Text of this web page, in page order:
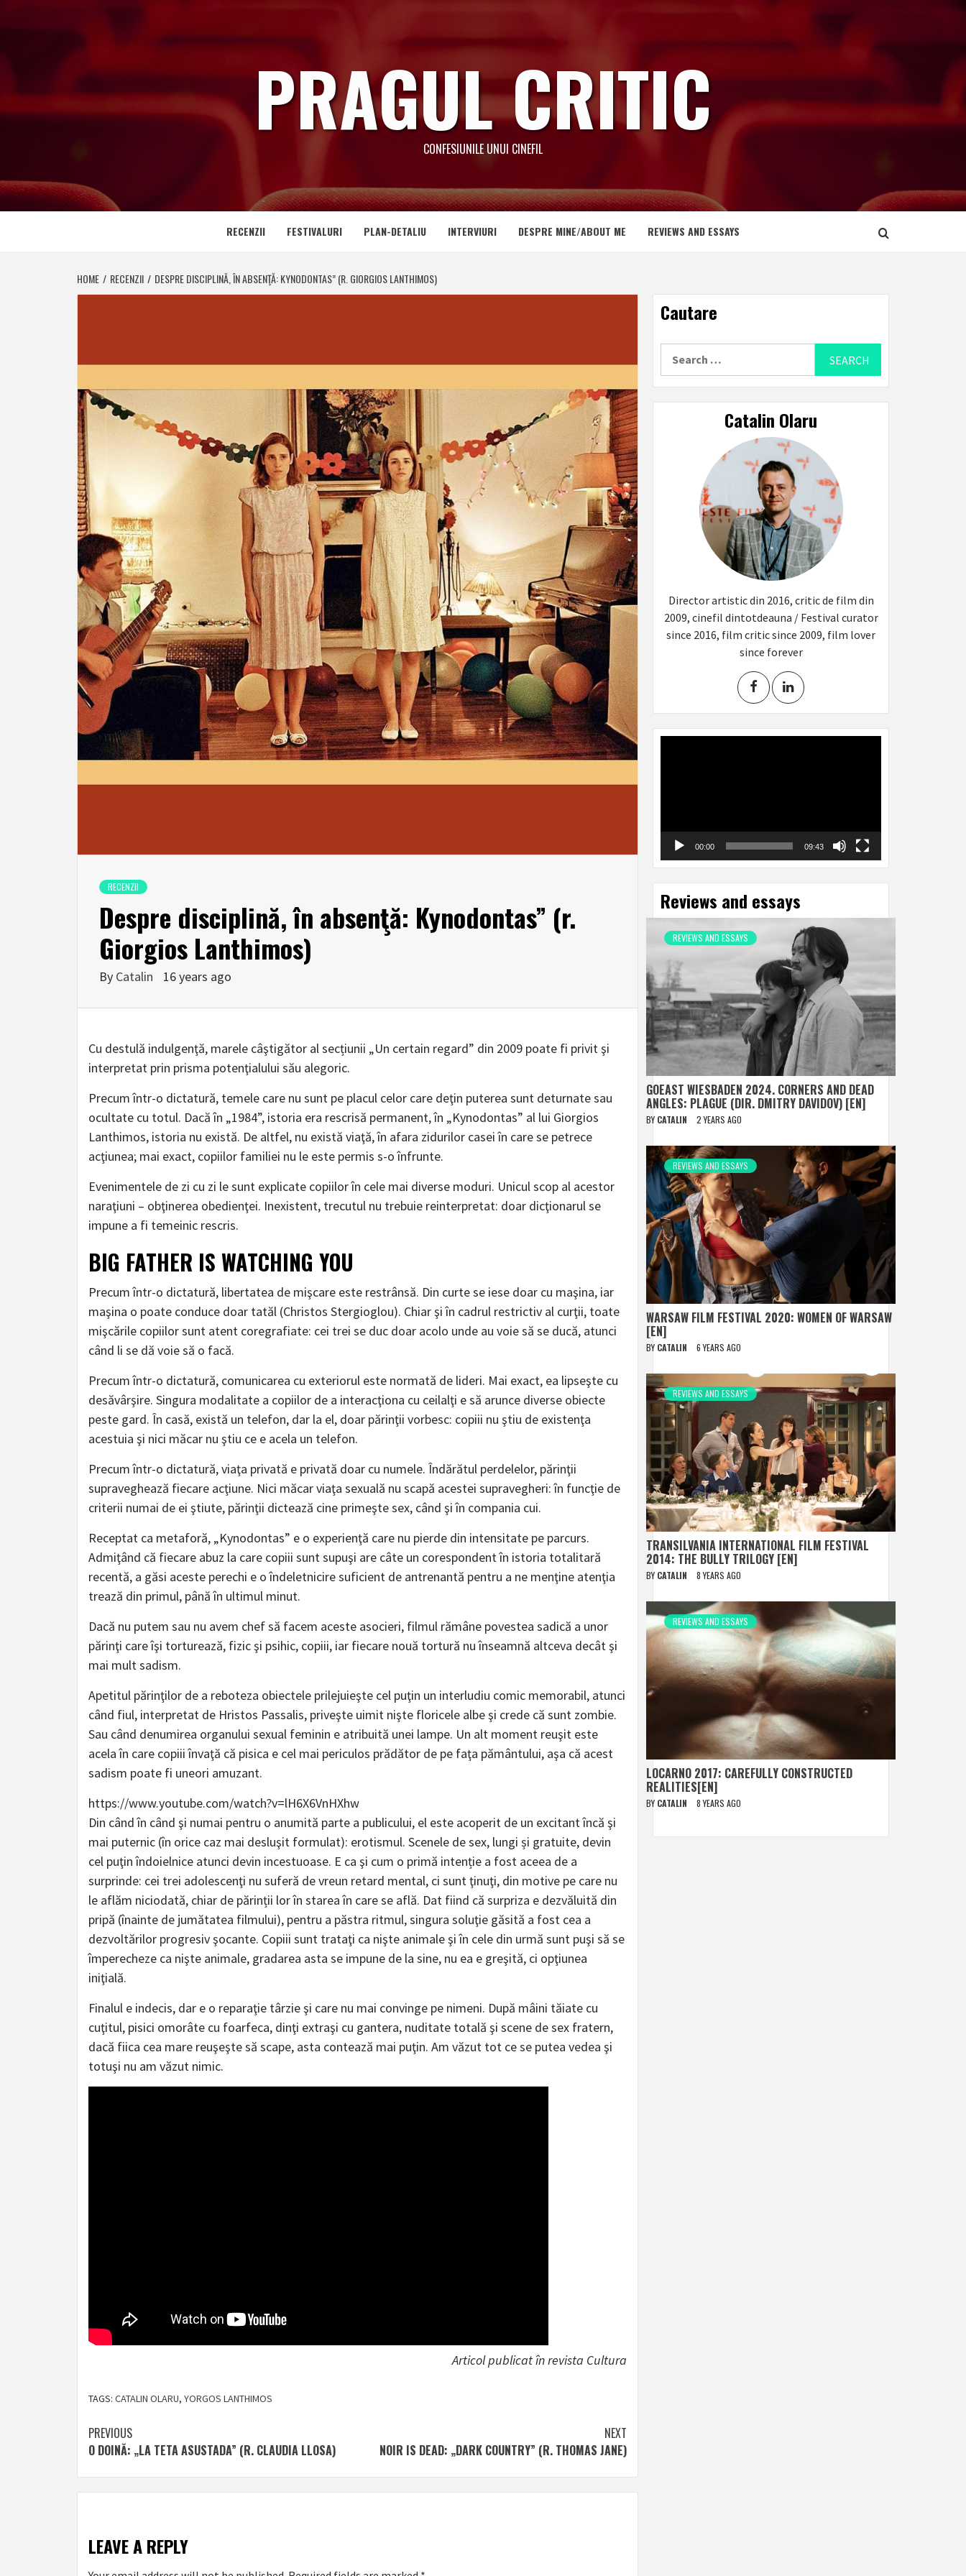
PRAGUL CRITIC
CONFESIUNILE UNUI CINEFIL
RECENZII FESTIVALURI PLAN-DETALIU INTERVIURI DESPRE MINE/ABOUT ME REVIEWS AND ESSAYS
HOME RECENZII DESPRE DISCIPLINĂ, ÎN ABSENŢĂ: KYNODONTAS” (R. GIORGIOS LANTHIMOS)
RECENZII
Despre disciplină, în absenţă: Kynodontas” (r.
Giorgios Lanthimos)
By Catalin 16 years ago
Cu destulă indulgenţă, marele câştigător al secțiunii „Un certain regard” din 2009 poate fi privit şi
interpretat prin prisma potenţialului său alegoric.
Precum într-o dictatură, temele care nu sunt pe placul celor care deţin puterea sunt deturnate sau
ocultate cu totul. Dacă în „1984”, istoria era rescrisă permanent, în „Kynodontas” al lui Giorgios
Lanthimos, istoria nu există. De altfel, nu există viaţă, în afara zidurilor casei în care se petrece
acţiunea; mai exact, copiilor familiei nu le este permis s-o înfrunte.
Evenimentele de zi cu zi le sunt explicate copiilor în cele mai diverse moduri. Unicul scop al acestor
naraţiuni – obţinerea obedienţei. Inexistent, trecutul nu trebuie reinterpretat: doar dicţionarul se
impune a fi temeinic rescris.
BIG FATHER IS WATCHING YOU
Precum într-o dictatură, libertatea de mişcare este restrânsă. Din curte se iese doar cu maşina, iar
maşina o poate conduce doar tatăl (Christos Stergioglou). Chiar şi în cadrul restrictiv al curţii, toate
mişcările copiilor sunt atent coregrafiate: cei trei se duc doar acolo unde au voie să se ducă, atunci
când li se dă voie să o facă.
Precum într-o dictatură, comunicarea cu exteriorul este normată de lideri. Mai exact, ea lipseşte cu
desăvârşire. Singura modalitate a copiilor de a interacţiona cu ceilalţi e să arunce diverse obiecte
peste gard. În casă, există un telefon, dar la el, doar părinţii vorbesc: copiii nu ştiu de existenţa
acestuia şi nici măcar nu ştiu ce e acela un telefon.
Precum într-o dictatură, viaţa privată e privată doar cu numele. Îndărătul perdelelor, părinţii
supraveghează fiecare acţiune. Nici măcar viaţa sexuală nu scapă acestei supravegheri: în funcţie de
criterii numai de ei ştiute, părinţii dictează cine primeşte sex, când şi în compania cui.
Receptat ca metaforă, „Kynodontas” e o experienţă care nu pierde din intensitate pe parcurs.
Admiţând că fiecare abuz la care copiii sunt supuşi are câte un corespondent în istoria totalitară
recentă, a găsi aceste perechi e o îndeletnicire suficient de antrenantă pentru a ne menţine atenţia
trează din primul, până în ultimul minut.
Dacă nu putem sau nu avem chef să facem aceste asocieri, filmul rămâne povestea sadică a unor
părinţi care îşi torturează, fizic şi psihic, copiii, iar fiecare nouă tortură nu înseamnă altceva decât şi
mai mult sadism.
Apetitul părinţilor de a reboteza obiectele prilejuieşte cel puţin un interludiu comic memorabil, atunci
când fiul, interpretat de Hristos Passalis, priveşte uimit nişte floricele albe şi crede că sunt zombie.
Sau când denumirea organului sexual feminin e atribuită unei lampe. Un alt moment reuşit este
acela în care copiii învaţă că pisica e cel mai periculos prădător de pe faţa pământului, aşa că acest
sadism poate fi uneori amuzant.
https://www.youtube.com/watch?v=lH6X6VnHXhw
Din când în când şi numai pentru o anumită parte a publicului, el este acoperit de un excitant încă şi
mai puternic (în orice caz mai desluşit formulat): erotismul. Scenele de sex, lungi și gratuite, devin
cel puţin îndoielnice atunci devin incestuoase. E ca şi cum o primă intenție a fost aceea de a
surprinde: cei trei adolescenţi nu suferă de vreun retard mental, ci sunt ţinuţi, din motive pe care nu
le aflăm niciodată, chiar de părinții lor în starea în care se află. Dat fiind că surpriza e dezvăluită din
pripă (înainte de jumătatea filmului), pentru a păstra ritmul, singura soluţie găsită a fost cea a
dezvoltărilor progresiv şocante. Copiii sunt trataţi ca nişte animale şi în cele din urmă sunt puşi să se
împerecheze ca nişte animale, gradarea asta se impune de la sine, nu ea e greşită, ci opţiunea
iniţială.
Finalul e indecis, dar e o reparaţie târzie şi care nu mai convinge pe nimeni. După mâini tăiate cu
cuţitul, pisici omorâte cu foarfeca, dinţi extraşi cu gantera, nuditate totală şi scene de sex fratern,
dacă fiica cea mare reuşeşte să scape, asta contează mai puţin. Am văzut tot ce se putea vedea şi
totuşi nu am văzut nimic.
Articol publicat în revista Cultura
TAGS: CATALIN OLARU, YORGOS LANTHIMOS
Post
navigation
PREVIOUS
O DOINĂ: „LA TETA ASUSTADA” (R. CLAUDIA LLOSA)
NEXT
NOIR IS DEAD: „DARK COUNTRY” (R. THOMAS JANE)
LEAVE A REPLY
Cautare
Catalin Olaru
Director artistic din 2016, critic de film din
2009, cinefil dintotdeauna / Festival curator
since 2016, film critic since 2009, film lover
since forever
00:00 09:43
Reviews and essays
REVIEWS AND ESSAYS
GOEAST WIESBADEN 2024. CORNERS AND DEAD
ANGLES: PLAGUE (DIR. DMITRY DAVIDOV) [EN]
BY CATALIN 2 YEARS AGO
REVIEWS AND ESSAYS
WARSAW FILM FESTIVAL 2020: WOMEN OF WARSAW
[EN]
BY CATALIN 6 YEARS AGO
REVIEWS AND ESSAYS
TRANSILVANIA INTERNATIONAL FILM FESTIVAL
2014: THE BULLY TRILOGY [EN]
BY CATALIN 8 YEARS AGO
REVIEWS AND ESSAYS
LOCARNO 2017: CAREFULLY CONSTRUCTED
REALITIES[EN]
BY CATALIN 8 YEARS AGO